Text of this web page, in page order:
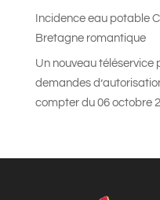
Incidence eau potable
Bretagne romantique
Un nouveau téléservice
demandes
compter du 06 octobre